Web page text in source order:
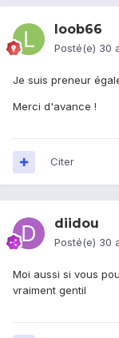
loob66
Posté(e) 30
Je suis preneur
Merci d'avance !
Citer
diidou
Posté(e) 30
Moi aussi si vous
vraiment gentil